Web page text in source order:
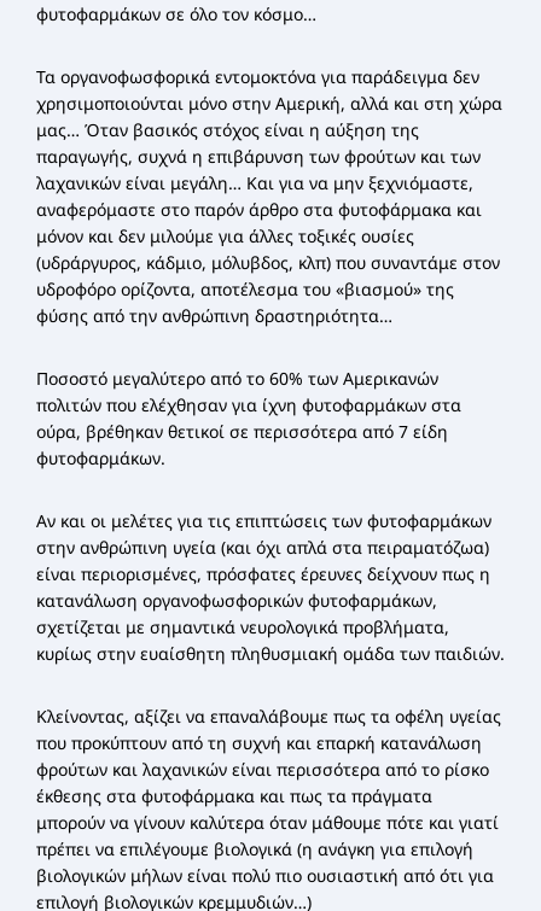
φυτοφαρμάκων σε όλο τον κόσμο…
Τα οργανοφωσφορικά εντομοκτόνα για παράδειγμα δεν
χρησιμοποιούνται μόνο στην Αμερική, αλλά και στη χώρα
μας… Όταν βασικός στόχος είναι η αύξηση της
παραγωγής, συχνά η επιβάρυνση των φρούτων και των
λαχανικών είναι μεγάλη… Και για να μην ξεχνιόμαστε,
αναφερόμαστε στο παρόν άρθρο στα φυτοφάρμακα και
μόνον και δεν μιλούμε για άλλες τοξικές ουσίες
(υδράργυρος, κάδμιο, μόλυβδος, κλπ) που συναντάμε στον
υδροφόρο ορίζοντα, αποτέλεσμα του «βιασμού» της
φύσης από την ανθρώπινη δραστηριότητα…
Ποσοστό μεγαλύτερο από το 60% των Αμερικανών
πολιτών που ελέχθησαν για ίχνη φυτοφαρμάκων στα
ούρα, βρέθηκαν θετικοί σε περισσότερα από 7 είδη
φυτοφαρμάκων.
Αν και οι μελέτες για τις επιπτώσεις των φυτοφαρμάκων
στην ανθρώπινη υγεία (και όχι απλά στα πειραματόζωα)
είναι περιορισμένες, πρόσφατες έρευνες δείχνουν πως η
κατανάλωση οργανοφωσφορικών φυτοφαρμάκων,
σχετίζεται με σημαντικά νευρολογικά προβλήματα,
κυρίως στην ευαίσθητη πληθυσμιακή ομάδα των παιδιών.
Κλείνοντας, αξίζει να επαναλάβουμε πως τα οφέλη υγείας
που προκύπτουν από τη συχνή και επαρκή κατανάλωση
φρούτων και λαχανικών είναι περισσότερα από το ρίσκο
έκθεσης στα φυτοφάρμακα και πως τα πράγματα
μπορούν να γίνουν καλύτερα όταν μάθουμε πότε και γιατί
πρέπει να επιλέγουμε βιολογικά (η ανάγκη για επιλογή
βιολογικών μήλων είναι πολύ πιο ουσιαστική από ότι για
επιλογή βιολογικών κρεμμυδιών…)